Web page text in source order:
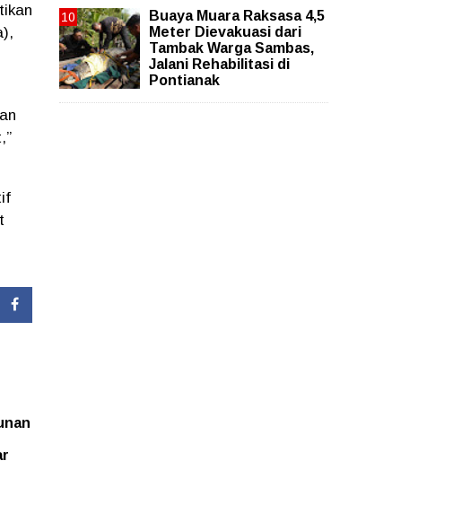
Buaya Muara Raksasa 4,5
Meter Dievakuasi dari
Tambak Warga Sambas,
Jalani Rehabilitasi di
Pontianak